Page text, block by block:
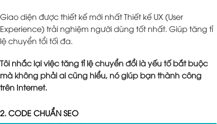
Giao diện được thiết kế mới nhất Thiết kế UX (User
Experience) trải nghiệm người dùng tốt nhất. Giúp tăng tỉ
lệ chuyển tổi tối đa.
Tôi nhắc lại việc tăng tỉ lệ chuyển đổi là yếu tố bắt buộc
mà không phải ai cũng hiểu, nó giúp bạn thành công
trên Internet.
2. CODE CHUẨN SEO